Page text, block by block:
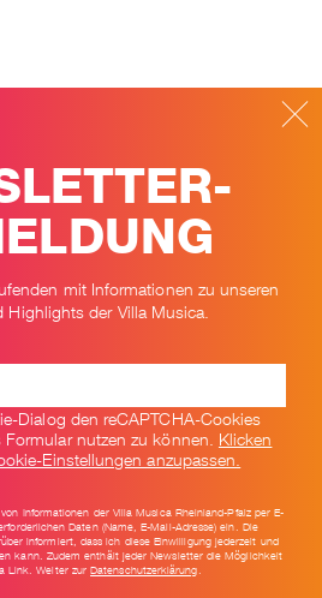
ZURÜCK ZUR ÜBERSICHT
Burgstraße 23, 67105
AGB Datenschutz Kontakt
mit Informationen zu unseren
Highlights der Villa Musica.
Dialog den reCAPTCHA-Cookies
nutzen zu können. Klicken
Einstellungen anzupassen.
Informationen der Villa Musica Rheinland-Pfalz per E-
Daten (Name, E-Mail-Adresse) ein. Die
informiert, dass ich diese Einwilligung jederzeit und
kann. Zudem enthält jeder Newsletter die Möglichkeit
Link. Weiter zurDatenschutzerklärung.